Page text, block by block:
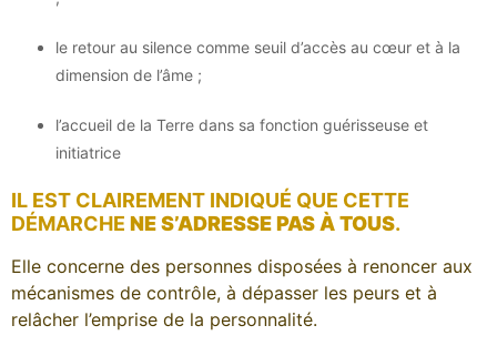
le retour au silence comme seuil d’accès au cœur et à la
dimension de l’âme ;
l’accueil de la Terre dans sa fonction guérisseuse et
initiatrice
IL EST CLAIREMENT INDIQUÉ QUE CETTE
DÉMARCHE NE S’ADRESSE PAS À TOUS.
Elle concerne des personnes disposées à renoncer aux
mécanismes de contrôle, à dépasser les peurs et à
relâcher l’emprise de la personnalité.